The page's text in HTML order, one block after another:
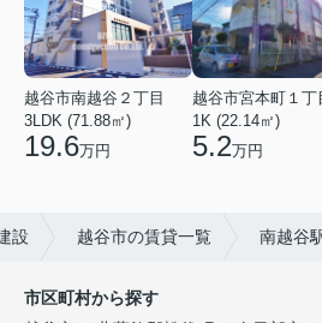
越谷市南越谷２丁目
3LDK (71.88㎡)
19.6万円
越谷市宮本町１丁
1K (22.14㎡)
5.2万円
設 越谷市の賃貸一覧 南越谷
市区町村から探す